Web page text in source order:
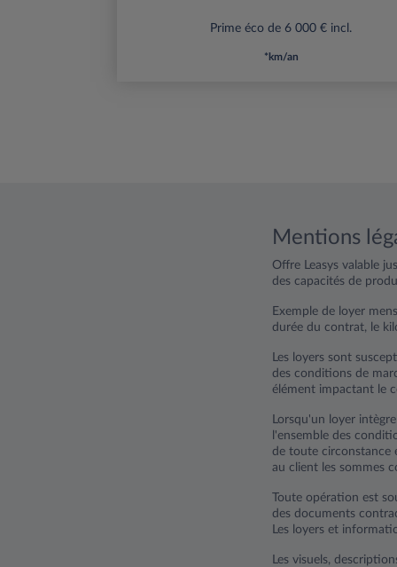
Prime éco de 6 000 € incl.
*km/an
Mentions
Offre Leasys valable
des capacités de
Exemple de loyer
durée du contrat, le
Les loyers sont
des conditions de
élément impactant le
Lorsqu'un loyer
l'ensemble des
de toute circonstance
au client les sommes
Toute opération est
des documents
Les loyers et
Les visuels,